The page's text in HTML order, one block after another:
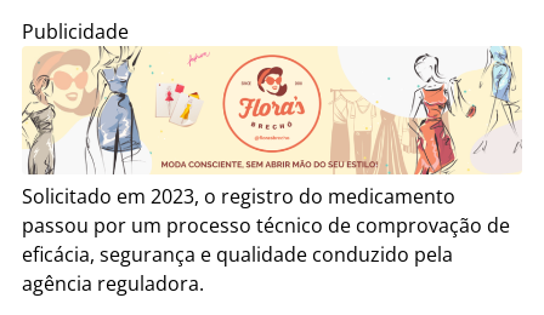
Publicidade
Solicitado em 2023, o registro do medicamento
passou por um processo técnico de comprovação de
eficácia, segurança e qualidade conduzido pela
agência reguladora.